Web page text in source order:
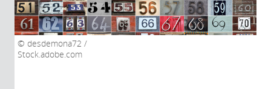
desdemona72 /
Stock.adobe.com